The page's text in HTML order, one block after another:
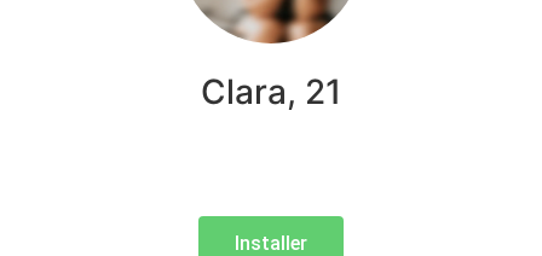
Clara, 21
Installer